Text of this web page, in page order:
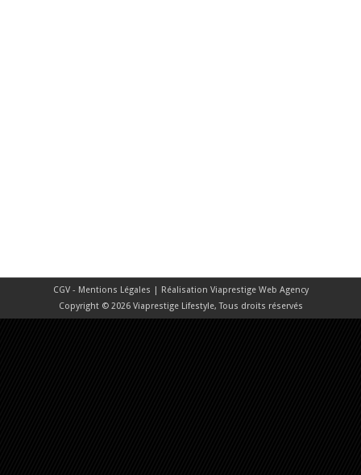
CGV - Mentions Légales | Réalisation Viaprestige Web Agency
Copyright © 2026 Viaprestige Lifestyle, Tous droits réservés